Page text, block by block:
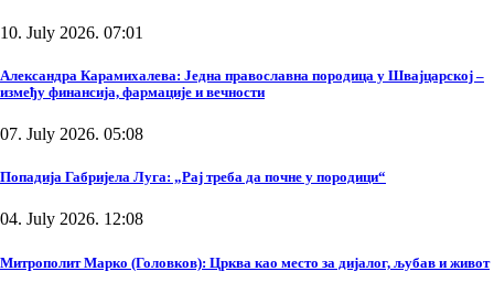
10. July 2026. 07:01
Александра Карамихалева: Једна православна породица у Швајцарској –
између финансија, фармације и вечности
07. July 2026. 05:08
Попадија Габријела Луга: „Рај треба да почне у породици“
04. July 2026. 12:08
Митрополит Марко (Головков): Црква као место за дијалог, љубав и живот